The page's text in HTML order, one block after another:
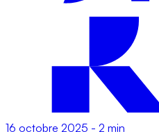
16 octobre 2025 - 2 min